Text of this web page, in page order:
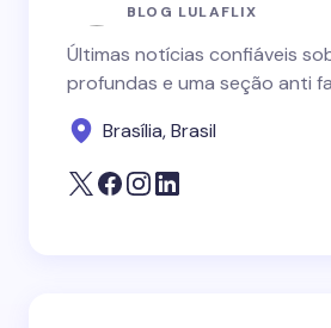
BLOG LULAFLIX
Últimas notícias confiáveis
profundas e uma seção anti
Brasília, Brasil